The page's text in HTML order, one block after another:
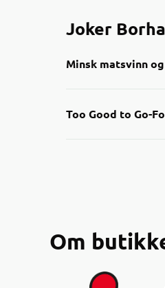
Joker
Minsk matsvinn
Too Good to Go-
Om